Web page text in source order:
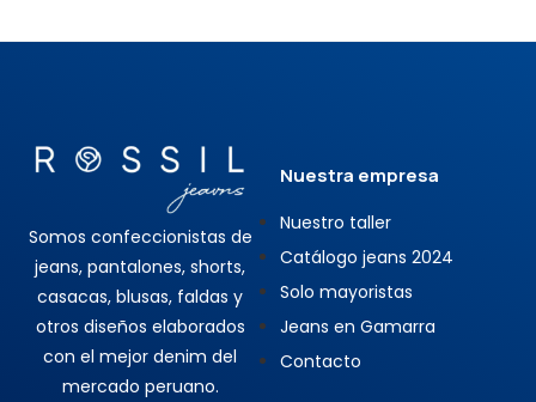
Somos confeccionistas de
jeans, pantalones, shorts,
casacas, blusas, faldas y
otros diseños elaborados
con el mejor denim del
mercado peruano.
Nuestra empresa
Nuestro taller
Catálogo jeans 2024
Solo mayoristas
Jeans en Gamarra
Contacto